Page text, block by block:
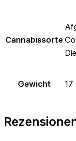
Cannabissorte
Gewicht 17